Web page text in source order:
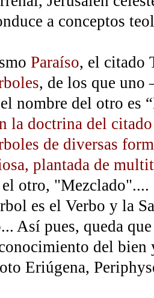
a conceptos
Paraíso, el citado
, de los que uno
nombre del otro es
la doctrina del
de diversas
plantada de
otro, "Mezclado"....
es el Verbo y la
Así pues, queda
del bien
Eriúgena,